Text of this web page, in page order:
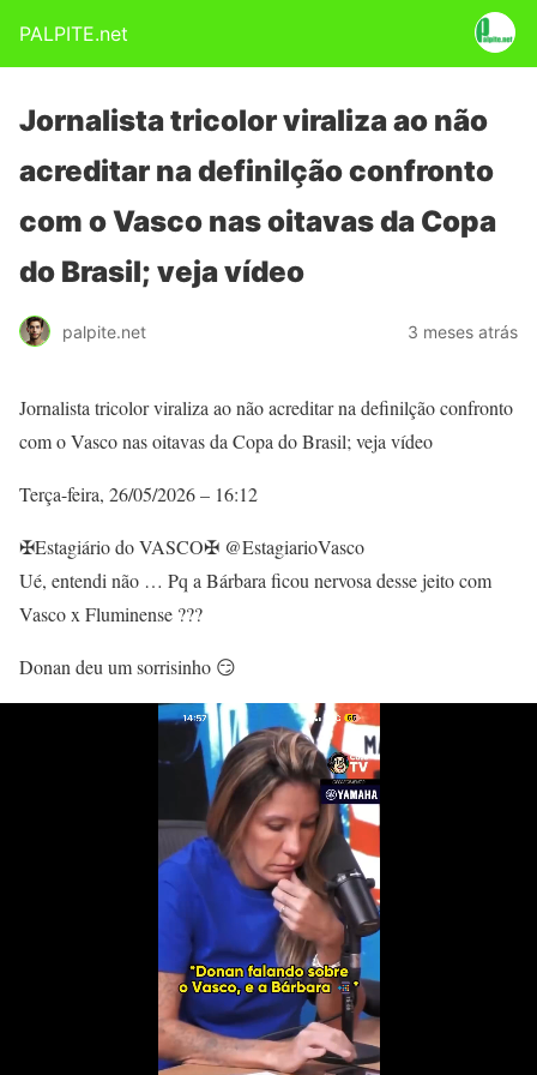
PALPITE.net
Jornalista tricolor viraliza ao não
acreditar na definilção confronto
com o Vasco nas oitavas da Copa
do Brasil; veja vídeo
palpite.net 3 meses atrás
Jornalista tricolor viraliza ao não acreditar na definilção confronto
com o Vasco nas oitavas da Copa do Brasil; veja vídeo
Terça-feira, 26/05/2026 – 16:12
✠Estagiário do VASCO✠ @EstagiarioVasco
Ué, entendi não … Pq a Bárbara ficou nervosa desse jeito com
Vasco x Fluminense ???
Donan deu um sorrisinho 😏